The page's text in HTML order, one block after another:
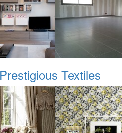
Prestigious Textiles